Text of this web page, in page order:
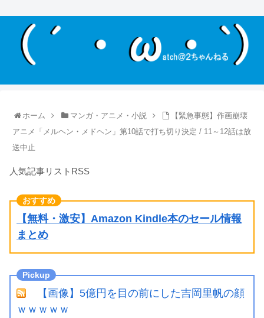
ホーム マンガ・アニメ・小説
【緊急事態】作画崩壊
アニメ「メルヘン・メドヘン」第10話で打ち切り決定 / 11～12話は放
送中止
人気記事リストRSS
【無料・激安】Amazon Kindle本のセール情報
まとめ
【画像】5億円を目の前にした吉岡里帆の顔
ｗｗｗｗｗ